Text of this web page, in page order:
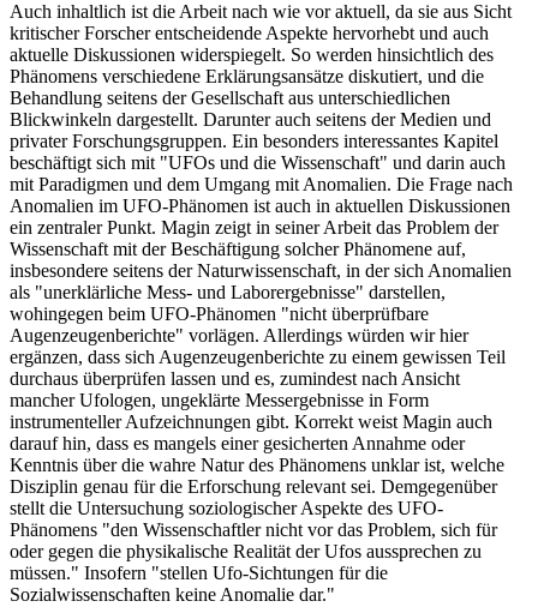
Auch inhaltlich ist die Arbeit nach wie vor aktuell, da sie aus Sicht
kritischer Forscher entscheidende Aspekte hervorhebt und auch
aktuelle Diskussionen widerspiegelt. So werden hinsichtlich des
Phänomens verschiedene Erklärungsansätze diskutiert, und die
Behandlung seitens der Gesellschaft aus unterschiedlichen
Blickwinkeln dargestellt. Darunter auch seitens der Medien und
privater Forschungsgruppen. Ein besonders interessantes Kapitel
beschäftigt sich mit "UFOs und die Wissenschaft" und darin auch
mit Paradigmen und dem Umgang mit Anomalien. Die Frage nach
Anomalien im UFO-Phänomen ist auch in aktuellen Diskussionen
ein zentraler Punkt. Magin zeigt in seiner Arbeit das Problem der
Wissenschaft mit der Beschäftigung solcher Phänomene auf,
insbesondere seitens der Naturwissenschaft, in der sich Anomalien
als "unerklärliche Mess- und Laborergebnisse" darstellen,
wohingegen beim UFO-Phänomen "nicht überprüfbare
Augenzeugenberichte" vorlägen. Allerdings würden wir hier
ergänzen, dass sich Augenzeugenberichte zu einem gewissen Teil
durchaus überprüfen lassen und es, zumindest nach Ansicht
mancher Ufologen, ungeklärte Messergebnisse in Form
instrumenteller Aufzeichnungen gibt. Korrekt weist Magin auch
darauf hin, dass es mangels einer gesicherten Annahme oder
Kenntnis über die wahre Natur des Phänomens unklar ist, welche
Disziplin genau für die Erforschung relevant sei. Demgegenüber
stellt die Untersuchung soziologischer Aspekte des UFO-
Phänomens "den Wissenschaftler nicht vor das Problem, sich für
oder gegen die physikalische Realität der Ufos aussprechen zu
müssen." Insofern "stellen Ufo-Sichtungen für die
Sozialwissenschaften keine Anomalie dar."